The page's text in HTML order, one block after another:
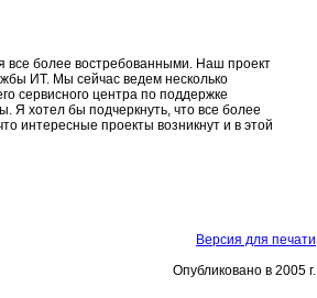
все более востребованными. Наш проект
ИТ. Мы сейчас ведем несколько
сервисного центра по поддержке
Я хотел бы подчеркнуть, что все более
интересные проекты возникнут и в этой
Версия для печати
Опубликовано в 2005 г.